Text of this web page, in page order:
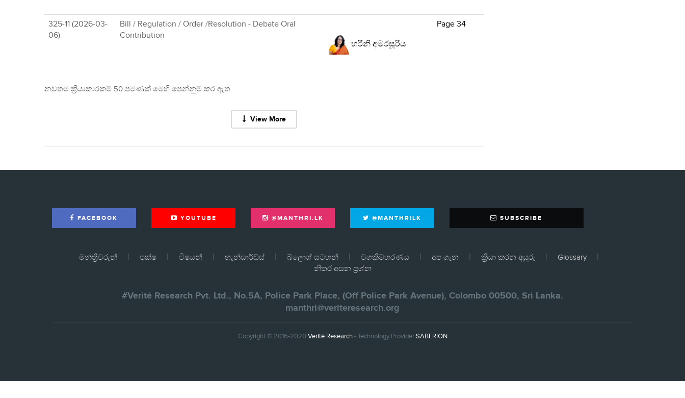
325-11 (2026-03-
06)
Bill / Regulation / Order /Resolution - Debate Oral
Contribution
හරිනි අමරසූරිය
Page 34
නවතම ක්‍රියාකාරකම් 50 පමණක් මෙහි පෙන්නුම් කර ඇත.
View More
FACEBOOK YOUTUBE @MANTHRI.LK @MANTHRILK SUBSCRIBE
මන්ත්‍රීවරුන් පක්ෂ විෂයන් හැන්සාර්ඩ්ස් බ්ලොග් සටහන් වගකීම්හරණය අප ගැන ක්‍රියා කරන අයුරු
Glossary
නිතර අසන ප්‍රශ්න
#Verité Research Pvt. Ltd., No.5A, Police Park Place, (Off Police Park Avenue), Colombo 00500, Sri Lanka.
manthri@veriteresearch.org
Copyright © 2016-2020 Verité Research- Technology ProviderSABERION